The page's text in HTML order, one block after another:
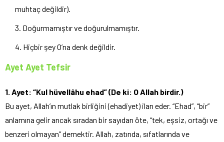
muhtaç değildir).
Doğurmamıştır ve doğurulmamıştır.
Hiçbir şey O’na denk değildir.
Ayet Ayet Tefsir
1. Ayet: “Kul hüvellâhu ehad” (De ki: O Allah birdir.)
Bu ayet, Allah’ın mutlak birliğini (ehadiyet) ilan eder. “Ehad”, “bir”
anlamına gelir ancak sıradan bir sayıdan öte, “tek, eşsiz, ortağı ve
benzeri olmayan” demektir. Allah, zatında, sıfatlarında ve